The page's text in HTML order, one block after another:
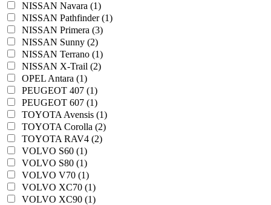
NISSAN Navara (1)
NISSAN Pathfinder (1)
NISSAN Primera (3)
NISSAN Sunny (2)
NISSAN Terrano (1)
NISSAN X-Trail (2)
OPEL Antara (1)
PEUGEOT 407 (1)
PEUGEOT 607 (1)
TOYOTA Avensis (1)
TOYOTA Corolla (2)
TOYOTA RAV4 (2)
VOLVO S60 (1)
VOLVO S80 (1)
VOLVO V70 (1)
VOLVO XC70 (1)
VOLVO XC90 (1)